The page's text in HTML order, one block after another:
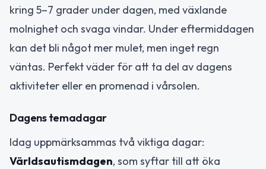
kring 5–7 grader under dagen, med växlande
molnighet och svaga vindar. Under eftermiddagen
kan det bli något mer mulet, men inget regn
väntas. Perfekt väder för att ta del av dagens
aktiviteter eller en promenad i vårsolen.
Dagens temadagar
Idag uppmärksammas två viktiga dagar:
Världsautismdagen, som syftar till att öka